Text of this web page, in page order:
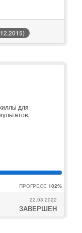
для
ПРОГРЕСС 102%
22.03.2022
ЗАВЕРШЕН